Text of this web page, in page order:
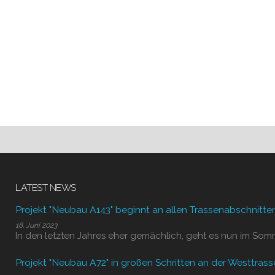
LATEST NEWS
Projekt "Neubau A143" beginnt an allen
18. Juni 2023
In den letzten Jahres eher gemächlich, geht es nun im
Projekt "Neubau A72" in großen Schritten an der